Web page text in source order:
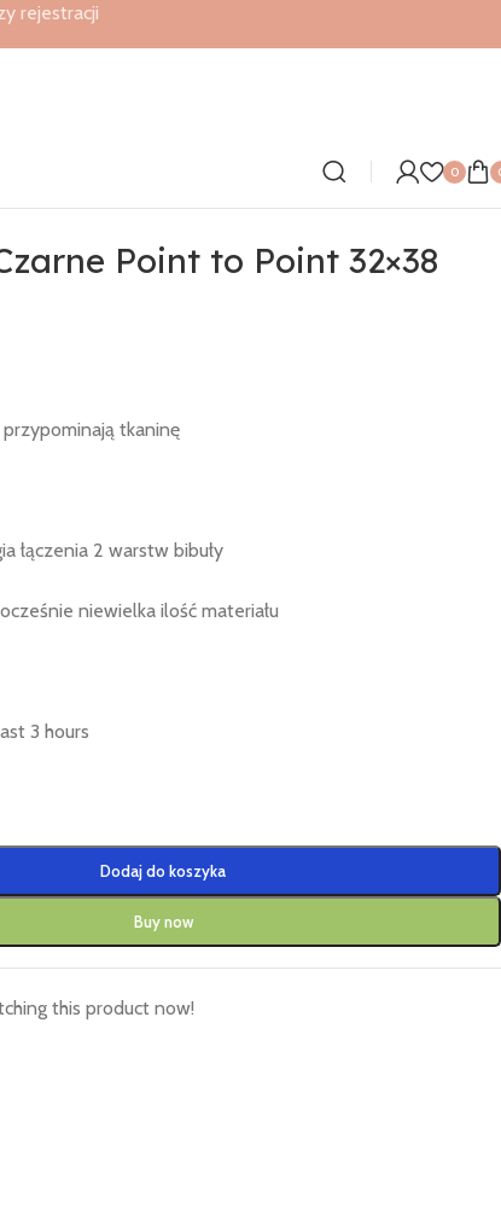
rejestracji
0
Point to Point 32×38
tkaninę
łączenia 2 warstw bibuły
niewielka ilość materiału
3 hours
Dodaj do koszyka
Buy now
this product now!